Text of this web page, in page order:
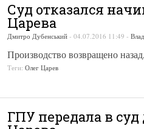
Суд отказался
Царева
Дмитро Дубенський - 04.07.2016 11:49 -
Производство возвращено
Теги: Олег Царев
ГПУ передала в суд